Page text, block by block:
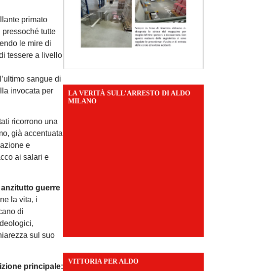
primato
tutte
le mire di
tessere a livello
sangue di
invocata per
ricorrono una
già accentuata
e
ai salari e
guerre
la vita, i
di
sul suo
principale:
LA VERITÀ SULL’ARRESTO DI ALDO
MILANO
VITTORIA PER ALDO